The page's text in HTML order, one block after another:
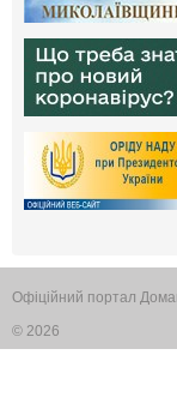
Офіційний портал
© 2026